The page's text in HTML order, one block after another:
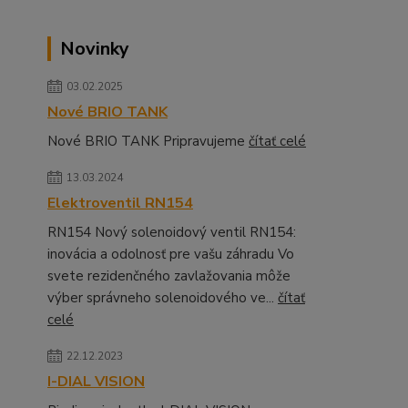
Novinky
03.02.2025
Nové BRIO TANK
Nové BRIO TANK Pripravujeme čítať celé
13.03.2024
Elektroventil RN154
RN154 Nový solenoidový ventil RN154:
inovácia a odolnosť pre vašu záhradu Vo
svete rezidenčného zavlažovania môže
výber správneho solenoidového ve... čítať
celé
22.12.2023
I-DIAL VISION